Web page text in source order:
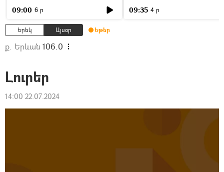
09:00 6 ր 09:35 4 ր
Երեկ Այսօր Եթեր
ք. Երևան 106.0
Լուրեր
14:00 22.07.2024